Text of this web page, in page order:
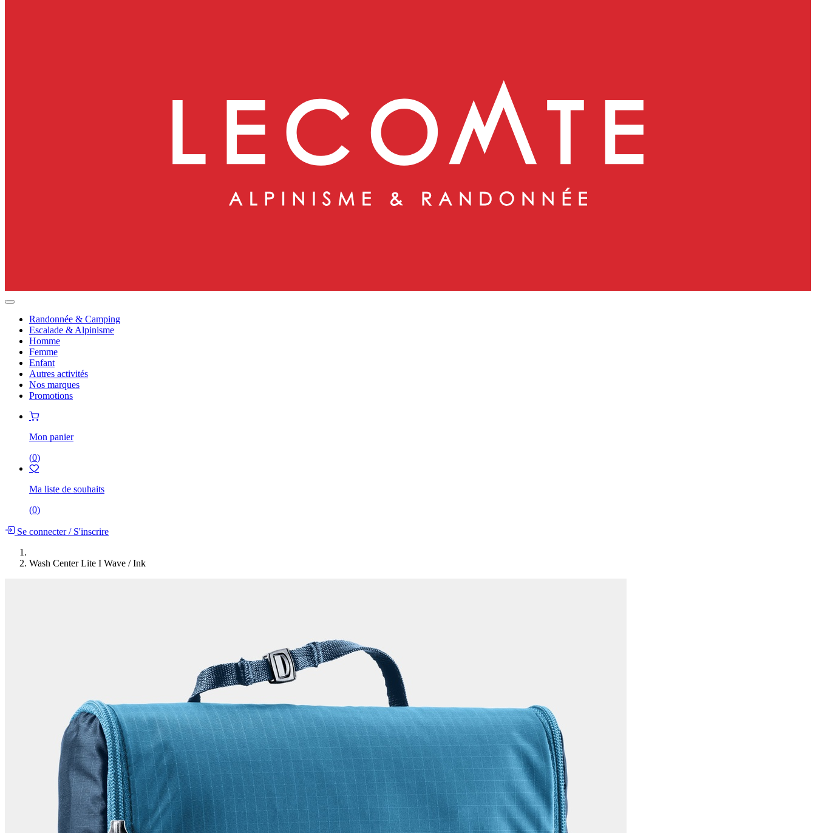
Randonnée & Camping
Escalade & Alpinisme
Homme
Femme
Enfant
Autres activités
Nos marques
Promotions
Mon panier
(0)
Ma liste de souhaits
(0)
Se connecter/S'inscrire
Wash Center Lite I Wave / Ink